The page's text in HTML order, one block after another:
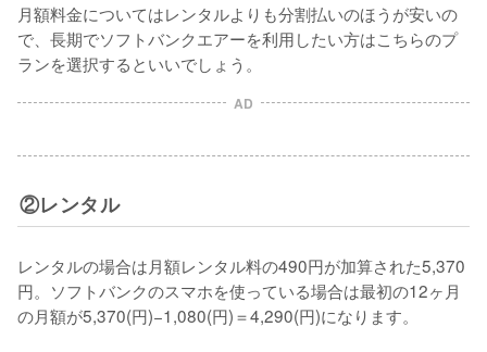
月額料金についてはレンタルよりも分割払いのほうが安いの
で、長期でソフトバンクエアーを利用したい方はこちらのプ
ランを選択するといいでしょう。
AD
②レンタル
レンタルの場合は月額レンタル料の490円が加算された5,370
円。ソフトバンクのスマホを使っている場合は最初の12ヶ月
の月額が5,370(円)−1,080(円)＝4,290(円)になります。